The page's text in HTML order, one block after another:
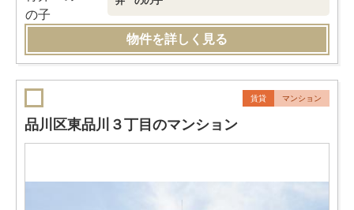
物件を詳しく見る
賃貸 マンション
品川区東品川３丁目のマンション